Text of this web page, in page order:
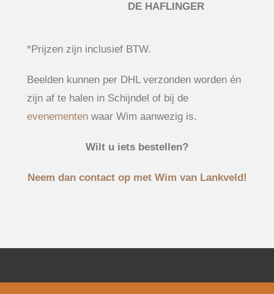
DE HAFLINGER
*Prijzen zijn inclusief BTW.
Beelden kunnen per DHL verzonden worden én
zijn af te halen in Schijndel of bij de
evenementen waar Wim aanwezig is.
Wilt u iets bestellen?
Neem dan contact op met Wim van Lankveld!